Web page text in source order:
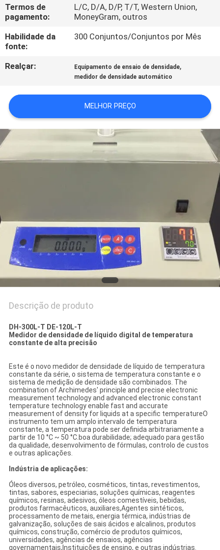
PEÇA
UMAS
CITAÇÕES
MAPA
DO
SITE
PRIVACY
POLICY
Termos de
pagamento:
L/C, D/A, D/P, T/T, Western Union,
MoneyGram, outros
Habilidade da
fonte:
300 Conjuntos/Conjuntos por Mês
Realçar: Equipamento de ensaio de densidade,
medidor de densidade automático
MELHOR PREÇO
Descrição de produto
DH-300L-T DE-120L-T
Medidor de densidade de líquido digital de temperatura
constante de alta precisão
Este é o novo medidor de densidade de líquido de temperatura
constante da série, o sistema de temperatura constante e o
sistema de medição de densidade são combinados. The
combination of Archimedes' principle and precise electronic
measurement technology and advanced electronic constant
temperature technology enable fast and accurate
measurement of density for liquids at a specific temperatureO
instrumento tem um amplo intervalo de temperatura
constante, a temperatura pode ser definida arbitrariamente a
partir de 10 °C ~ 50 °C.boa durabilidade; adequado para gestão
da qualidade, desenvolvimento de fórmulas, controlo de custos
e outras aplicações.
Indústria de aplicações:
Óleos diversos, petróleo, cosméticos, tintas, revestimentos,
tintas, sabores, especiarias, soluções químicas, reagentes
químicos, resinas, adesivos, óleos comestíveis, bebidas,
produtos farmacêuticos, auxiliares,Agentes sintéticos,
processamento de metais, energia térmica, indústrias de
galvanização, soluções de sais ácidos e alcalinos, produtos
químicos, construção, comércio de produtos químicos,
universidades, agências de ensaios, agências
governamentais,Instituições de ensino, e outras indústrias.